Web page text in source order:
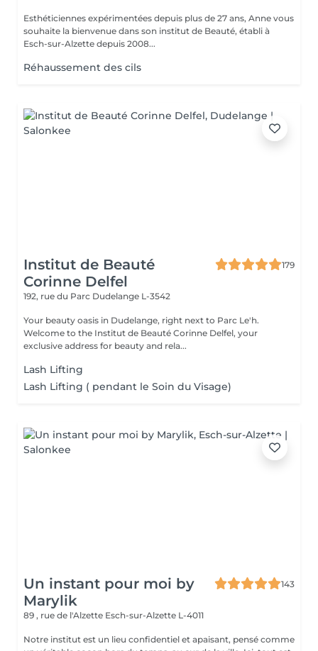
Esthéticiennes expérimentées depuis plus de 27 ans, Anne vous
souhaite la bienvenue dans son institut de Beauté, établi à
Esch-sur-Alzette depuis 2008...
Réhaussement des cils
Institut de Beauté
Corinne Delfel
179
192, rue du Parc Dudelange L-3542
Your beauty oasis in Dudelange, right next to Parc Le'h.
Welcome to the Institut de Beauté Corinne Delfel, your
exclusive address for beauty and rela...
Lash Lifting
Lash Lifting ( pendant le Soin du Visage)
Un instant pour moi by
Marylik
143
89 , rue de l'Alzette Esch-sur-Alzette L-4011
Notre institut est un lieu confidentiel et apaisant, pensé comme